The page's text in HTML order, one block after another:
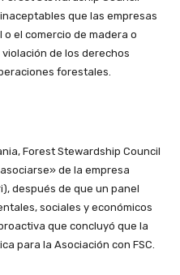
que las empresas
el comercio de madera o
de los derechos
forestales.
Forest Stewardship Council
de la empresa
después de que un panel
sociales y económicos
que concluyó que la
para la Asociación con FSC.